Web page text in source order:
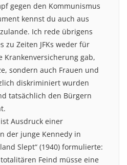
gegen den Kommunismus
kennst du auch aus
Ich rede übrigens
zu Zeiten JFKs weder für
Krankenversicherung gab,
sondern auch Frauen und
diskriminiert wurden
tatsächlich den Bürgern
Ausdruck einer
der junge Kennedy in
Slept“ (1940) formulierte:
Feind müsse eine